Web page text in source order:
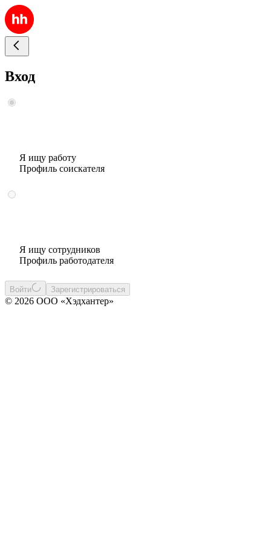
Вход
Я ищу работу
Профиль соискателя
Я ищу сотрудников
Профиль работодателя
Войти Зарегистрироваться
© 2026 ООО «Хэдхантер»